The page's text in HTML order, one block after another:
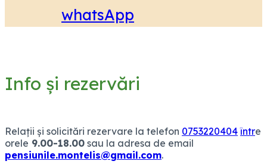
whatsApp
Info și rezervări
Relații și solicitări rezervare la telefon 0753220404 între
orele 9.00-18.00 sau la adresa de email
pensiunile.montelis@gmail.com.